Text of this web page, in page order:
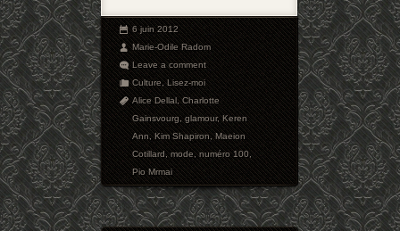
6 juin 2012
Marie-Odile Radom
Leave a comment
Culture,Lisez-moi
Alice Dellal,Charlotte
Gainsvourg,glamour,Keren
Ann,Kim Shapiron,Maeion
Cotillard,mode,numéro 100,
Pio Mrmai